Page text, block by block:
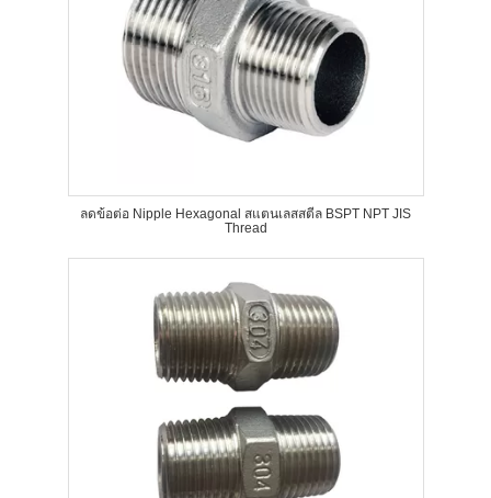
ลดข้อต่อ Nipple Hexagonal สแตนเลสสตีล BSPT NPT JIS
Thread